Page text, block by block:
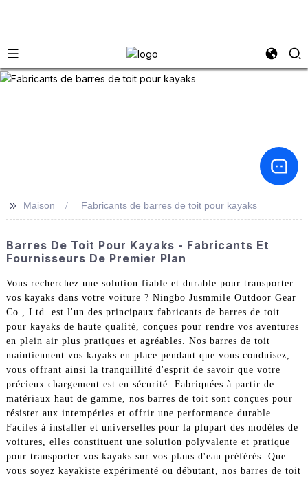
>> Maison Fabricants de barres de toit pour kayaks
Barres De Toit Pour Kayaks - Fabricants Et
Fournisseurs De Premier Plan
Vous recherchez une solution fiable et durable pour transporter
vos kayaks dans votre voiture ? Ningbo Jusmmile Outdoor Gear
Co., Ltd. est l'un des principaux fabricants de barres de toit
pour kayaks de haute qualité, conçues pour rendre vos aventures
en plein air plus pratiques et agréables. Nos barres de toit
maintiennent vos kayaks en place pendant que vous conduisez,
vous offrant ainsi la tranquillité d'esprit de savoir que votre
précieux chargement est en sécurité. Fabriquées à partir de
matériaux haut de gamme, nos barres de toit sont conçues pour
résister aux intempéries et offrir une performance durable.
Faciles à installer et universelles pour la plupart des modèles de
voitures, elles constituent une solution polyvalente et pratique
pour transporter vos kayaks sur vos plans d'eau préférés. Que
vous soyez kayakiste expérimenté ou débutant, nos barres de toit